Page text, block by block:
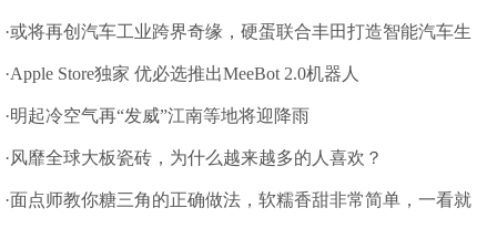
局
·或将再创汽车工业跨界奇缘，硬蛋联合丰田打造智能汽车生
态
·Apple Store独家 优必选推出MeeBot 2.0机器人
·明起冷空气再“发威”江南等地将迎降雨
·风靡全球大板瓷砖，为什么越来越多的人喜欢？
·面点师教你糖三角的正确做法，软糯香甜非常简单，一看就